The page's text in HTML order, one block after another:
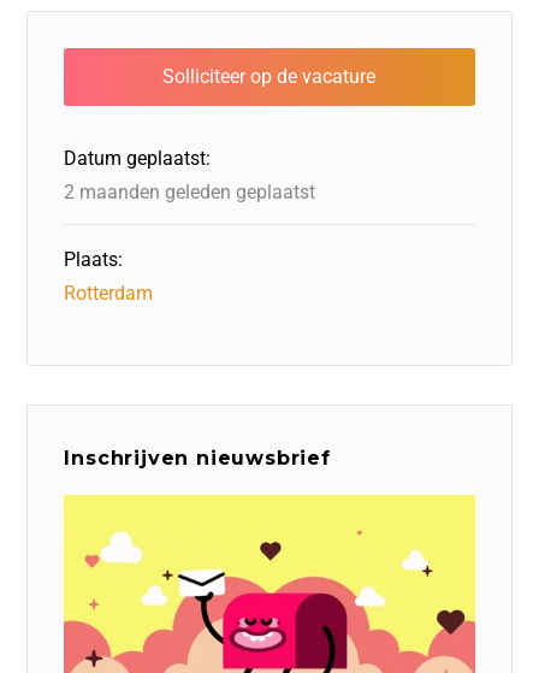
e
b
o
o
k
e
dI
n
o
d
o
n
a
d
s
s
A
p
l
Datum geplaatst:
2 maanden geleden geplaatst
Plaats:
Rotterdam
Inschrijven nieuwsbrief